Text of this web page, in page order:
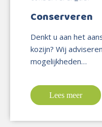
Conserveren
Denkt u aan het
kozijn? Wij
mogelijkheden…
Lees meer